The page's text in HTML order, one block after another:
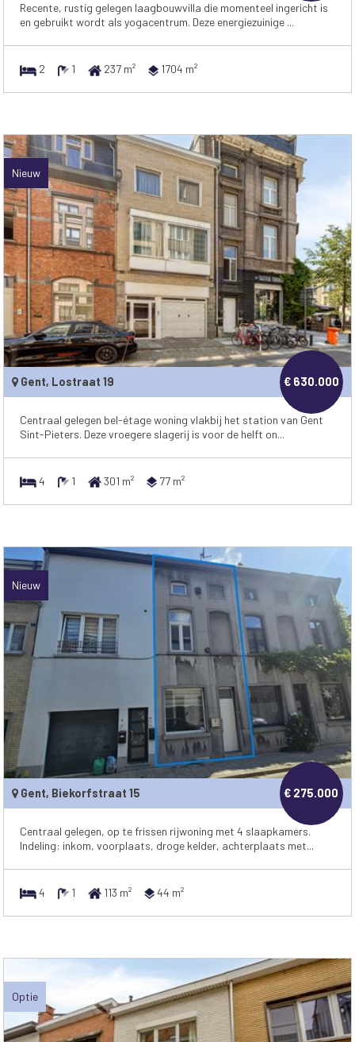
Recente, rustig gelegen laagbouwvilla die momenteel ingericht is
en gebruikt wordt als yogacentrum. Deze energiezuinige ...
2 1 237 m² 1704 m²
Nieuw
Gent, Lostraat 19 € 630.000
Centraal gelegen bel-étage woning vlakbij het station van Gent
Sint-Pieters. Deze vroegere slagerij is voor de helft on...
4 1 301 m² 77 m²
Nieuw
Gent, Biekorfstraat 15 € 275.000
Centraal gelegen, op te frissen rijwoning met 4 slaapkamers.
Indeling: inkom, voorplaats, droge kelder, achterplaats met...
4 1 113 m² 44 m²
Optie